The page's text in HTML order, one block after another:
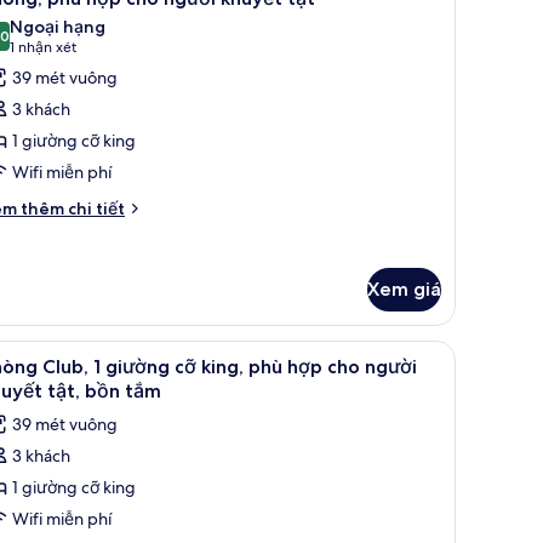
trên 10
Ngoại hạng
1 nhận xét
(1
nhận
xét)
39 mét vuông
3 khách
1 giường cỡ king
Wifi miễn phí
thêm chi tiết
Xem giá
cao cấp, nệm có lớp đệm bông, két bảo mật tại phòng
Bộ đồ giường cao cấp, nệm có lớp đệm
5
Club, 1 giường cỡ king, phù hợp cho người
tật, bồn tắm
39 mét vuông
3 khách
1 giường cỡ king
Wifi miễn phí